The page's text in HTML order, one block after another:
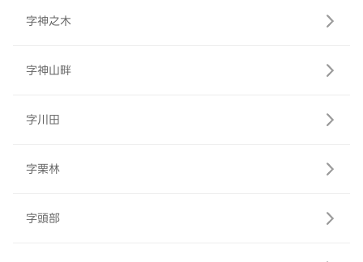
字神之木
字神山畔
字川田
字栗林
字頭部